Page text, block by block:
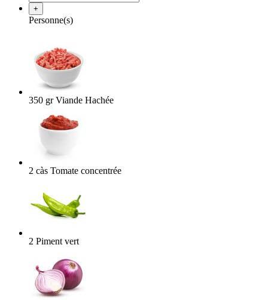
+
Personne(s)
350 gr Viande Hachée
2 càs Tomate concentrée
2 Piment vert